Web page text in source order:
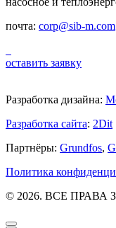
почта: corp@sib-m.com
оставить заявку
Разработка дизайна:
Разработка сайта: 2Dit
Партнёры: Grundfos,
Политика
© 2026. ВСЕ